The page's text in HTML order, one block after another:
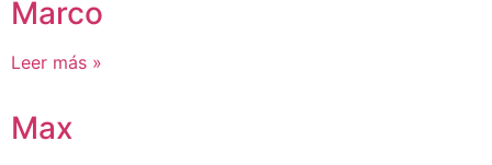
Marco
Leer más »
Max